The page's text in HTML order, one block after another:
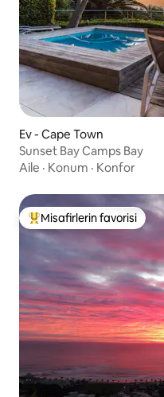
Ev - Cape Town
Sunset Bay Camps Bay
Aile · Konum · Konfor
Misafirlerin favorilerinden
Misafirlerin favorisi